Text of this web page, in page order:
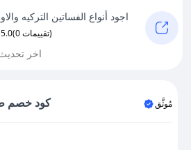
اجود أنواع الفساتين التركيه
5.0 (0 تقييمات)
اخر تحديث: 07/08/
كود خصم مُوثَّق